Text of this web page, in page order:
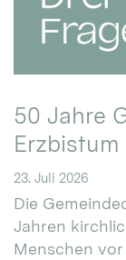
50 Jahre
Erzbistum
23. Juli 2026
Die
Jahren
Menschen